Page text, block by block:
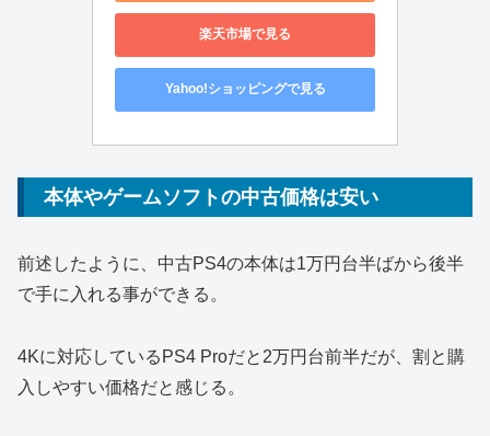
楽天市場で見る
Yahoo!ショッピングで見る
本体やゲームソフトの中古価格は安い
前述したように、中古PS4の本体は1万円台半ばから後半
で手に入れる事ができる。
4Kに対応しているPS4 Proだと2万円台前半だが、割と購
入しやすい価格だと感じる。